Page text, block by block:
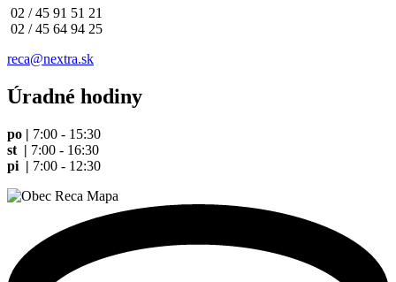
02 / 45 91 51 21
02 / 45 64 94 25
reca@nextra.sk
Úradné hodiny
po | 7:00 - 15:30
st | 7:00 - 16:30
pi | 7:00 - 12:30